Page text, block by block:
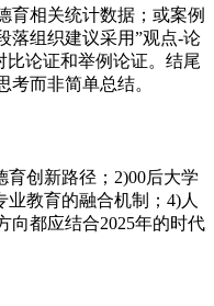
育相关统计数据；或案例
落组织建议采用”观点-论
比论证和举例论证。结尾
而非简单总结。
创新路径；2)00后大学
教育的融合机制；4)人
向都应结合2025年的时代